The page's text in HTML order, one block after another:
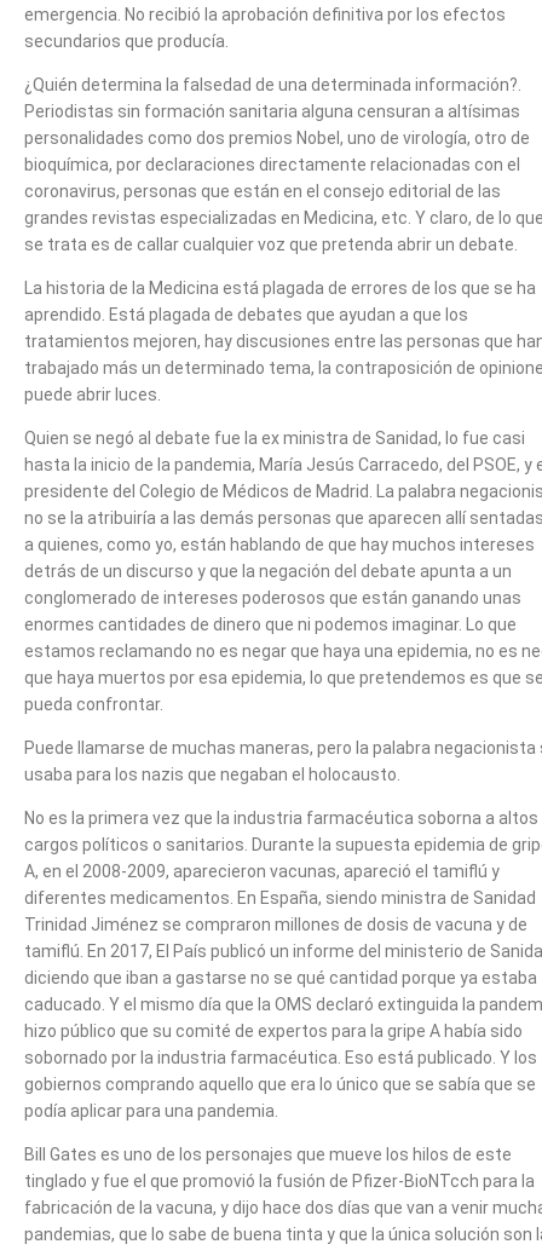
emergencia. No recibió la aprobación definitiva por los efectos
secundarios que producía.
¿Quién determina la falsedad de una determinada información?.
Periodistas sin formación sanitaria alguna censuran a altísimas
personalidades como dos premios Nobel, uno de virología, otro de
bioquímica, por declaraciones directamente relacionadas con el
coronavirus, personas que están en el consejo editorial de las
grandes revistas especializadas en Medicina, etc. Y claro, de lo
se trata es de callar cualquier voz que pretenda abrir un debate.
La historia de la Medicina está plagada de errores de los que se ha
aprendido. Está plagada de debates que ayudan a que los
tratamientos mejoren, hay discusiones entre las personas que
trabajado más un determinado tema, la contraposición de
puede abrir luces.
Quien se negó al debate fue la ex ministra de Sanidad, lo fue casi
hasta la inicio de la pandemia, María Jesús Carracedo, del PSOE, y
presidente del Colegio de Médicos de Madrid. La palabra
no se la atribuiría a las demás personas que aparecen allí
a quienes, como yo, están hablando de que hay muchos intereses
detrás de un discurso y que la negación del debate apunta a un
conglomerado de intereses poderosos que están ganando unas
enormes cantidades de dinero que ni podemos imaginar. Lo que
estamos reclamando no es negar que haya una epidemia, no es
que haya muertos por esa epidemia, lo que pretendemos es que
pueda confrontar.
Puede llamarse de muchas maneras, pero la palabra negacionista
usaba para los nazis que negaban el holocausto.
No es la primera vez que la industria farmacéutica soborna a altos
cargos políticos o sanitarios. Durante la supuesta epidemia de
A, en el 2008-2009, aparecieron vacunas, apareció el tamiflú y
diferentes medicamentos. En España, siendo ministra de Sanidad
Trinidad Jiménez se compraron millones de dosis de vacuna y de
tamiflú. En 2017, El País publicó un informe del ministerio de
diciendo que iban a gastarse no se qué cantidad porque ya estaba
caducado. Y el mismo día que la OMS declaró extinguida la
hizo público que su comité de expertos para la gripe A había sido
sobornado por la industria farmacéutica. Eso está publicado. Y los
gobiernos comprando aquello que era lo único que se sabía que se
podía aplicar para una pandemia.
Bill Gates es uno de los personajes que mueve los hilos de este
tinglado y fue el que promovió la fusión de Pfizer-BioNTcch para la
fabricación de la vacuna, y dijo hace dos días que van a venir
pandemias, que lo sabe de buena tinta y que la única solución son